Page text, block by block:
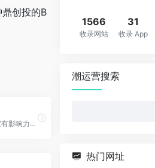
创投的B
阿德采购网是一家有影响力的b2b免费发布信息网站,为您提供全面的b2b供求信息,免费发布b2b新闻、报价、公司黄页等相关免费信息,B2B信息推广平台就选阿德采购网.
1566
收录网站
31
收录 App
潮运营搜索
热门网址